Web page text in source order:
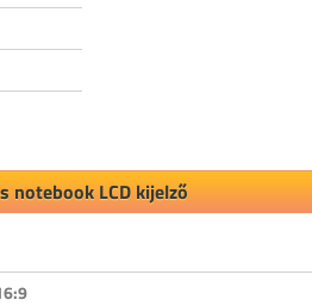
notebook LCD kijelző